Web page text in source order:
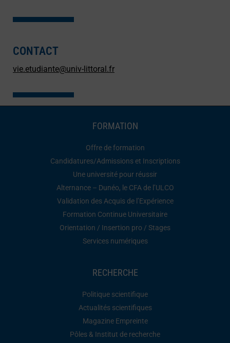
CONTACT
vie.etudiante@univ-littoral.fr
FORMATION
Offre de formation
Candidatures/Admissions et Inscriptions
Une université pour réussir
Alternance – Dunéo, le CFA de l’ULCO
Validation des Acquis de l’Expérience
Formation Continue Universitaire
Orientation / Insertion pro / Stages
Services numériques
RECHERCHE
Politique scientifique
Actualités scientifiques
Magazine Empreinte
Pôles & Institut de recherche